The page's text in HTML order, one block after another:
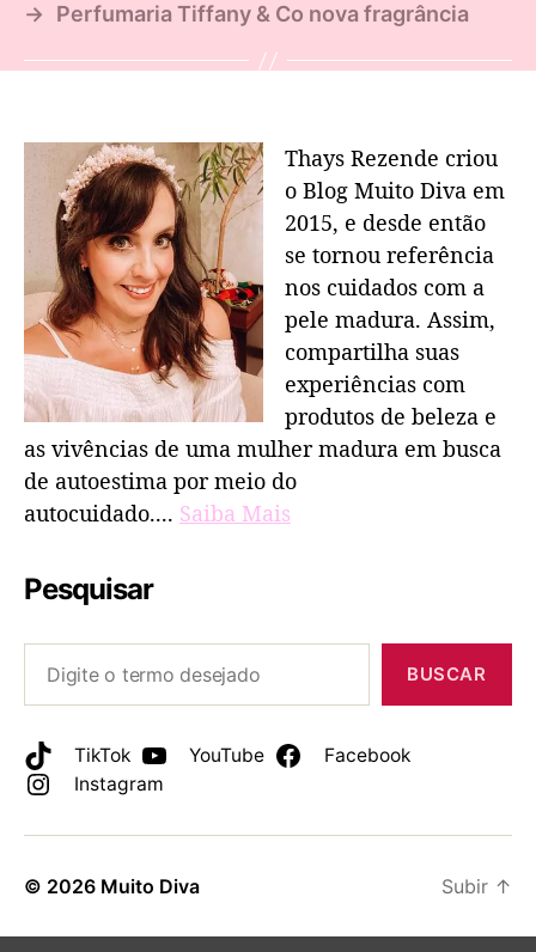
→
Perfumaria Tiffany & Co nova fragrância
Thays Rezende criou
o Blog Muito Diva em
2015, e desde então
se tornou referência
nos cuidados com a
pele madura. Assim,
compartilha suas
experiências com
produtos de beleza e
as vivências de uma mulher madura em busca
de autoestima por meio do
autocuidado.... Saiba Mais
Pesquisar
BUSCAR
TikTok YouTube
Facebook
Instagram
© 2026 Muito Diva Subir ↑